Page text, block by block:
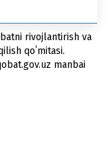
rivojlantirish va
qoʻmitasi.
manbai